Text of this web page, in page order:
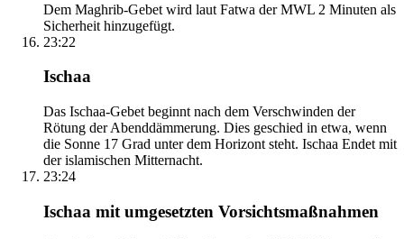
Dem Maghrib-Gebet wird laut Fatwa der MWL 2 Minuten als
Sicherheit hinzugefügt.
23:22
Ischaa
Das Ischaa-Gebet beginnt nach dem Verschwinden der
Rötung der Abenddämmerung. Dies geschied in etwa, wenn
die Sonne 17 Grad unter dem Horizont steht. Ischaa Endet mit
der islamischen Mitternacht.
23:24
Ischaa mit umgesetzten Vorsichtsmaßnahmen